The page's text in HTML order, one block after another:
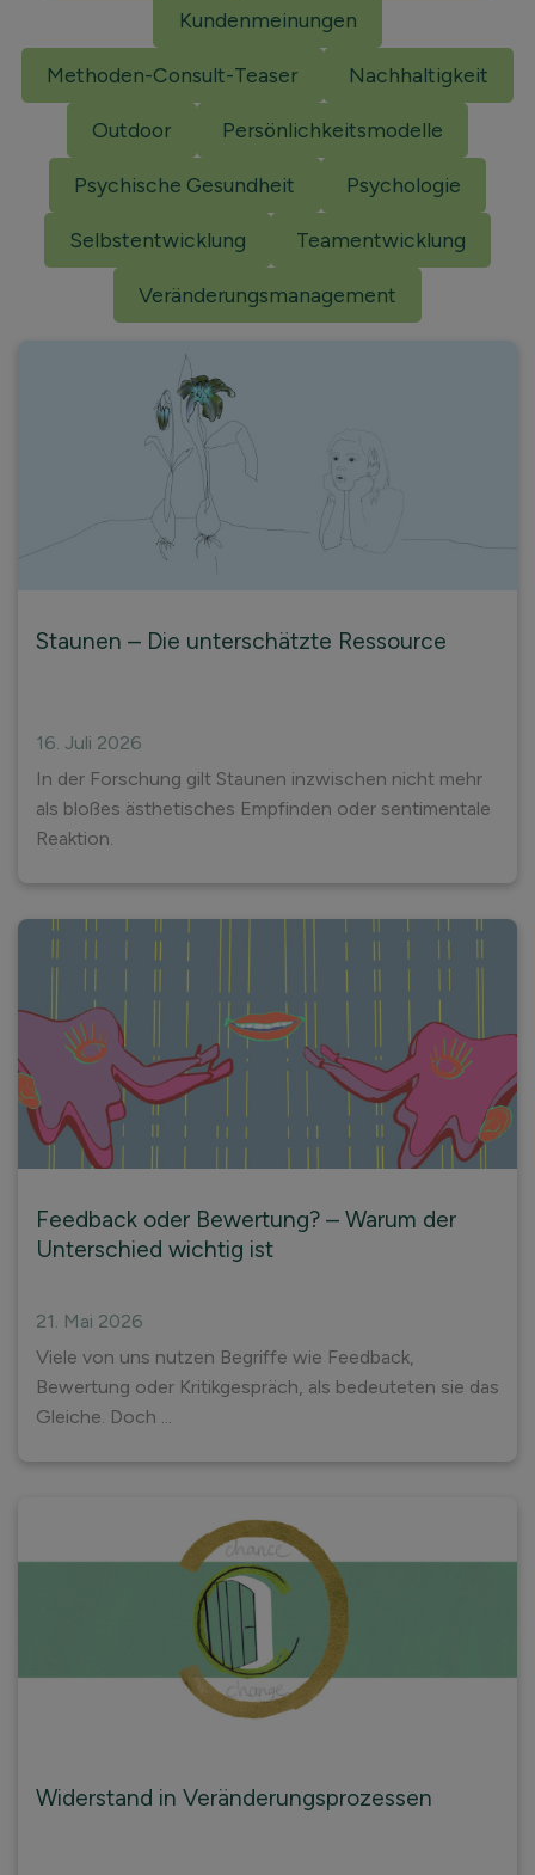
Kundenmeinungen
Methoden-Consult-Teaser Nachhaltigkeit
Outdoor Persönlichkeitsmodelle
Psychische Gesundheit Psychologie
Selbstentwicklung Teamentwicklung
Veränderungsmanagement
Staunen – Die unterschätzte Ressource
16. Juli 2026
In der Forschung gilt Staunen inzwischen nicht mehr
als bloßes ästhetisches Empfinden oder sentimentale
Reaktion.
Feedback oder Bewertung? – Warum der
Unterschied wichtig ist
21. Mai 2026
Viele von uns nutzen Begriffe wie Feedback,
Bewertung oder Kritikgespräch, als bedeuteten sie das
Gleiche. Doch ...
Widerstand in Veränderungsprozessen